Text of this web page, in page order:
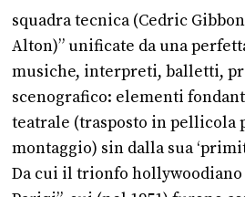
squadra tecnica (Cedric
Alton)” unificate da una
musiche, interpreti, balletti,
scenografico: elementi
teatrale (trasposto in pellicola
montaggio) sin dalla sua
Da cui il trionfo hollywoodiano